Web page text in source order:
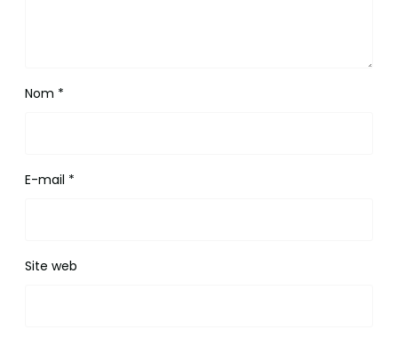
Nom *
E-mail *
Site web